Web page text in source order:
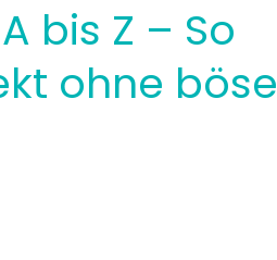
bis Z – So
ohne böse